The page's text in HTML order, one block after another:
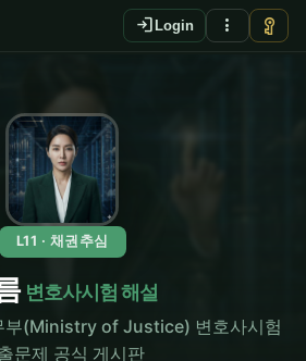
login Login more_vert vpn_key
L11 · 채권추심
변호사시험 해설
부(Ministry of Justice) 변호사시험
문제 공식 게시판